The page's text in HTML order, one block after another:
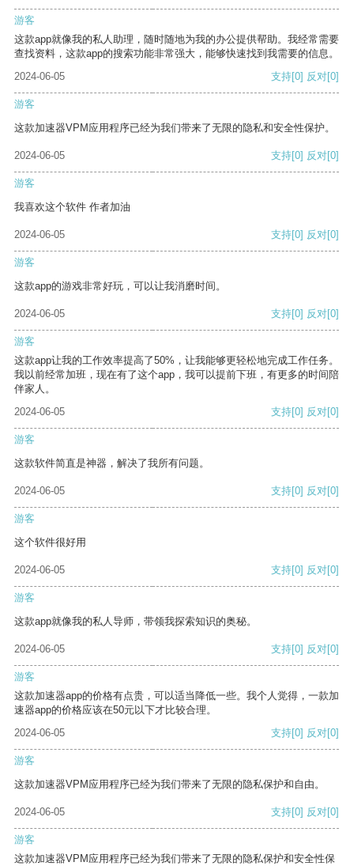
游客
这款app就像我的私人助理，随时随地为我的办公提供帮助。我经常需要
查找资料，这款app的搜索功能非常强大，能够快速找到我需要的信息。
2024-06-05
支持[0] 反对[0]
游客
这款加速器VPM应用程序已经为我们带来了无限的隐私和安全性保护。
2024-06-05 支持[0] 反对[0]
游客
我喜欢这个软件 作者加油
2024-06-05 支持[0] 反对[0]
游客
这款app的游戏非常好玩，可以让我消磨时间。
2024-06-05 支持[0] 反对[0]
游客
这款app让我的工作效率提高了50%，让我能够更轻松地完成工作任务。
我以前经常加班，现在有了这个app，我可以提前下班，有更多的时间陪
伴家人。
2024-06-05
支持[0] 反对[0]
游客
这款软件简直是神器，解决了我所有问题。
2024-06-05 支持[0] 反对[0]
游客
这个软件很好用
2024-06-05 支持[0] 反对[0]
游客
这款app就像我的私人导师，带领我探索知识的奥秘。
2024-06-05 支持[0] 反对[0]
游客
这款加速器app的价格有点贵，可以适当降低一些。我个人觉得，一款加
速器app的价格应该在50元以下才比较合理。
2024-06-05
支持[0] 反对[0]
游客
这款加速器VPM应用程序已经为我们带来了无限的隐私保护和自由。
2024-06-05 支持[0] 反对[0]
游客
这款加速器VPM应用程序已经为我们带来了无限的隐私保护和安全性保